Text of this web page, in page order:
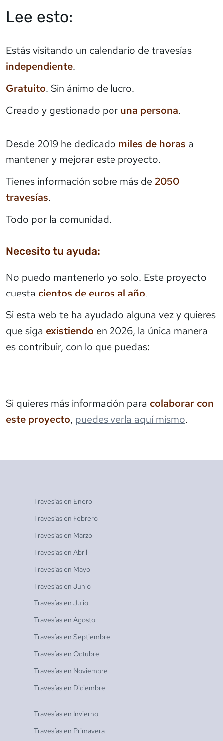
Lee esto:
Estás visitando un calendario de travesías
independiente.
Gratuito. Sin ánimo de lucro.
Creado y gestionado por una persona.
Desde 2019 he dedicado miles de horas a
mantener y mejorar este proyecto.
Tienes información sobre más de 2050
travesías.
Todo por la comunidad.
Necesito tu ayuda:
No puedo mantenerlo yo solo. Este proyecto
cuesta cientos de euros al año.
Si esta web te ha ayudado alguna vez y quieres
que siga existiendo en 2026, la única manera
es contribuir, con lo que puedas:
Si quieres más información para colaborar con
este proyecto, puedes verla aquí mismo.
Travesías en Enero
Travesías en Febrero
Travesías en Marzo
Travesías en Abril
Travesías en Mayo
Travesías en Junio
Travesías en Julio
Travesías en Agosto
Travesías en Septiembre
Travesías en Octubre
Travesías en Noviembre
Travesías en Diciembre
Travesías en Invierno
Travesías en Primavera